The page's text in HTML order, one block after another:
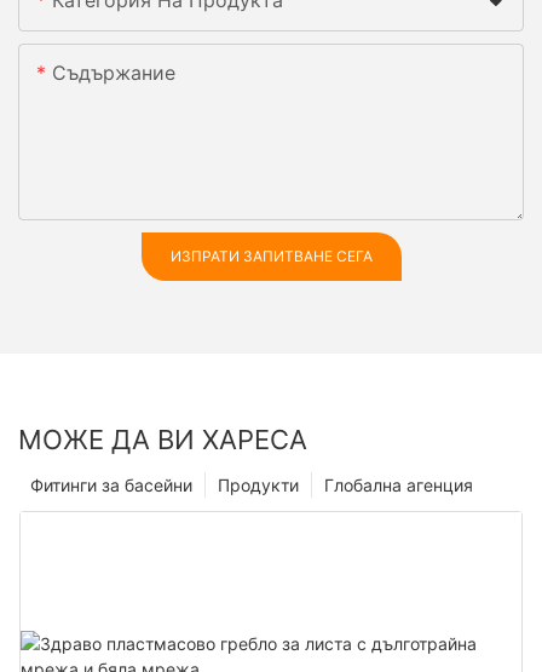
Съдържание
ИЗПРАТИ ЗАПИТВАНЕ СЕГА
МОЖЕ ДА ВИ ХАРЕСА
Глобална агенция
Продукти
Фитинги за басейни